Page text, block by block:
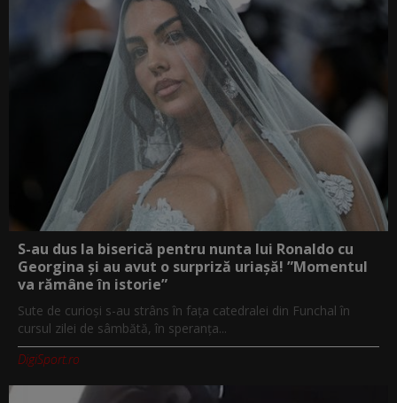
S-au dus la biserică pentru nunta lui Ronaldo cu
Georgina și au avut o surpriză uriașă! ”Momentul
va rămâne în istorie”
Sute de curioși s-au strâns în fața catedralei din Funchal în
cursul zilei de sâmbătă, în speranța...
DigiSport.ro